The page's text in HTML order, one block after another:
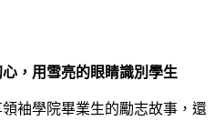
，用雪亮的眼睛識別學生
領袖學院畢業生的勵志故事，還